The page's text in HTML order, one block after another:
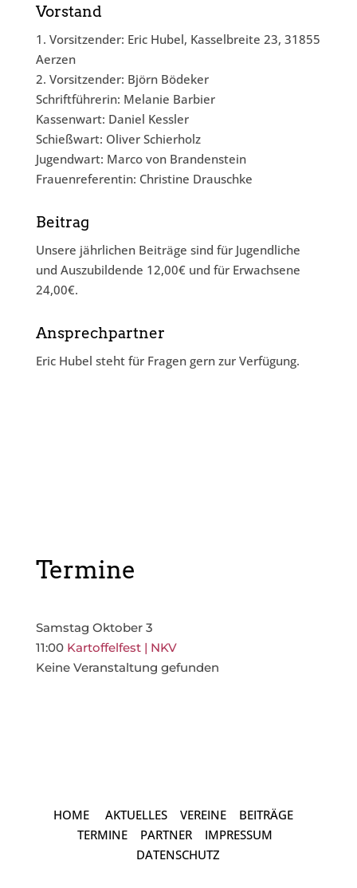
Vorstand
1. Vorsitzender: Eric Hubel, Kasselbreite 23, 31855
Aerzen
2. Vorsitzender: Björn Bödeker
Schriftführerin: Melanie Barbier
Kassenwart: Daniel Kessler
Schießwart: Oliver Schierholz
Jugendwart: Marco von Brandenstein
Frauenreferentin: Christine Drauschke
Beitrag
Unsere jährlichen Beiträge sind für Jugendliche
und Auszubildende 12,00€ und für Erwachsene
24,00€.
Ansprechpartner
Eric Hubel steht für Fragen gern zur Verfügung.
Termine
Samstag Oktober 3
11:00 Kartoffelfest | NKV
Keine Veranstaltung gefunden
HOME AKTUELLES VEREINE
BEITRÄGE
TERMINE
PARTNER
IMPRESSUM
DATENSCHUTZ